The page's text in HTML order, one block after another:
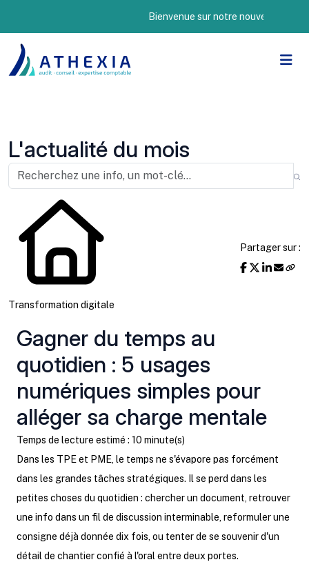
Bienvenue sur notre nouveau site
L'actualité du mois
Transformation digitale
Partager sur :
Gagner du temps au
quotidien : 5 usages
numériques simples pour
alléger sa charge mentale
Temps de lecture estimé : 10 minute(s)
Dans les TPE et PME, le temps ne s'évapore pas forcément
dans les grandes tâches stratégiques. Il se perd dans les
petites choses du quotidien : chercher un document, retrouver
une info dans un fil de discussion interminable, reformuler une
consigne déjà donnée dix fois, ou tenter de se souvenir d'un
détail de chantier confié à l'oral entre deux portes.